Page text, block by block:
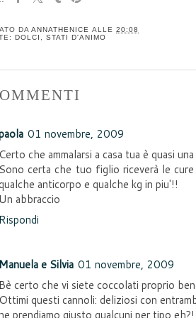
DA ANNATHENICE ALLE 20:08
DOLCI STATI D'ANIMO
01 novembre, 2009
Certo che ammalarsi a casa tua è quasi
Sono certa che tuo figlio riceverà le
anticorpo e qualche kg in piu'!!
Un abbraccio
Rispondi
Manuela e Silvia 01 novembre, 2009
Bè certo che vi siete coccolati proprio
Ottimi questi cannoli: deliziosi con